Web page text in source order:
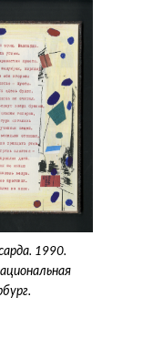
1990.